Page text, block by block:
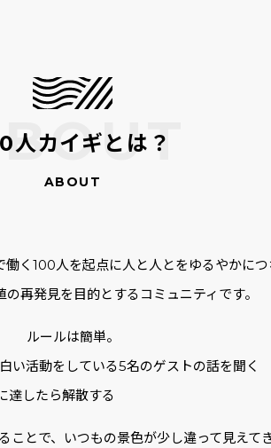
人カイギとは？
く100人を起点に人と人とをゆるやかに
再発見を目的とするコミュニティです。
ルールは簡単。
い活動をしている5名のゲストの話を聞く
達したら解散する
ことで、いつもの景色が少し違って見えて